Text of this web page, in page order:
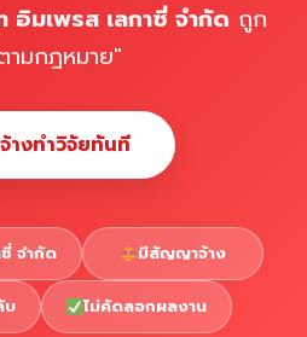
อิมเพรส เลกาซี่ จำกัด ถูก
มกฎหมาย"
างทำวิจัยทันที
จำกัด มีสัญญาจ้าง
บ ไม่คัดลอกผลงาน